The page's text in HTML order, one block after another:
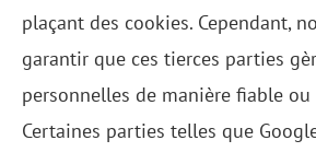
plaçant des cookies. Cependant,
garantir que ces tierces parties
personnelles de manière fiable ou
Certaines parties telles que